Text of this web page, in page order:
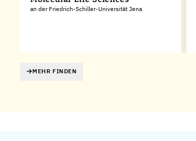
an der Friedrich-Schiller-Universität Jena
MEHR FINDEN